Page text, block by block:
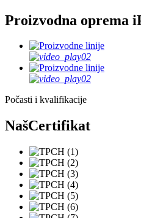
Proizvodna oprema i
Počasti i kvalifikacije
NašCertifikat